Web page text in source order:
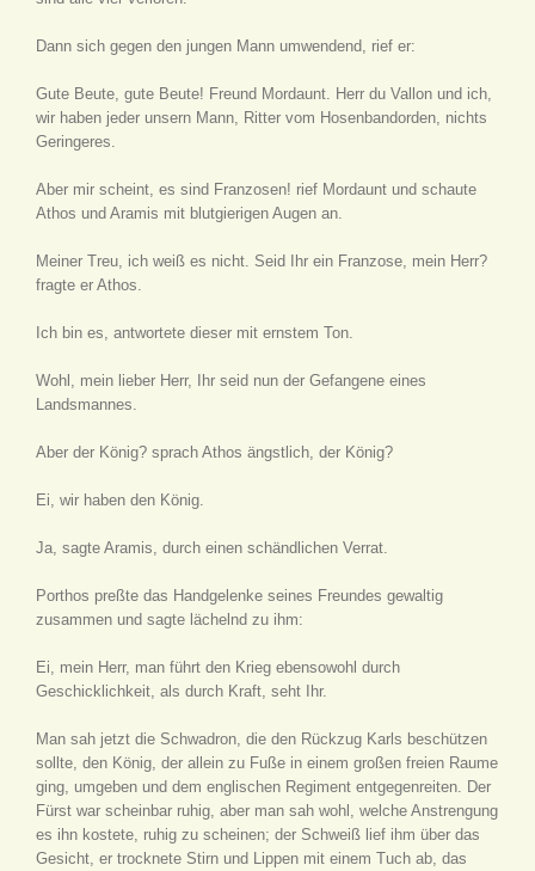
Dann sich gegen den jungen Mann umwendend, rief er:
Gute Beute, gute Beute! Freund Mordaunt. Herr du Vallon und ich,
wir haben jeder unsern Mann, Ritter vom Hosenbandorden, nichts
Geringeres.
Aber mir scheint, es sind Franzosen! rief Mordaunt und schaute
Athos und Aramis mit blutgierigen Augen an.
Meiner Treu, ich weiß es nicht. Seid Ihr ein Franzose, mein Herr?
fragte er Athos.
Ich bin es, antwortete dieser mit ernstem Ton.
Wohl, mein lieber Herr, Ihr seid nun der Gefangene eines
Landsmannes.
Aber der König? sprach Athos ängstlich, der König?
Ei, wir haben den König.
Ja, sagte Aramis, durch einen schändlichen Verrat.
Porthos preßte das Handgelenke seines Freundes gewaltig
zusammen und sagte lächelnd zu ihm:
Ei, mein Herr, man führt den Krieg ebensowohl durch
Geschicklichkeit, als durch Kraft, seht Ihr.
Man sah jetzt die Schwadron, die den Rückzug Karls beschützen
sollte, den König, der allein zu Fuße in einem großen freien Raume
ging, umgeben und dem englischen Regiment entgegenreiten. Der
Fürst war scheinbar ruhig, aber man sah wohl, welche Anstrengung
es ihn kostete, ruhig zu scheinen; der Schweiß lief ihm über das
Gesicht, er trocknete Stirn und Lippen mit einem Tuch ab, das